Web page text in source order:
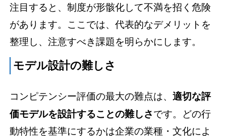
注目すると、制度が形骸化して不満を招く危険
があります。ここでは、代表的なデメリットを
整理し、注意すべき課題を明らかにします。
モデル設計の難しさ
コンピテンシー評価の最大の難点は、適切な評
価モデルを設計することの難しさです。どの行
動特性を基準にするかは企業の業種・文化によ